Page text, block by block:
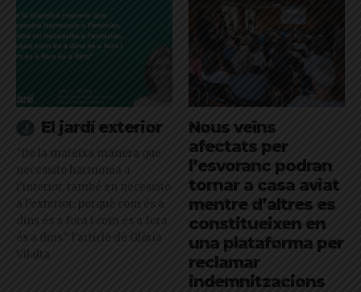
El jardí exterior
"De la mateixa manera que
necessito harmonia a
l’interior, també en necessito
a l’exterior, perquè com és a
dins és a fora i com és a fora
és a dins": l'article de Glòria
Vilalta
Nous veïns
afectats per
l’esvoranc podran
tornar a casa aviat
mentre d’altres es
constitueixen en
una plataforma per
reclamar
indemnitzacions